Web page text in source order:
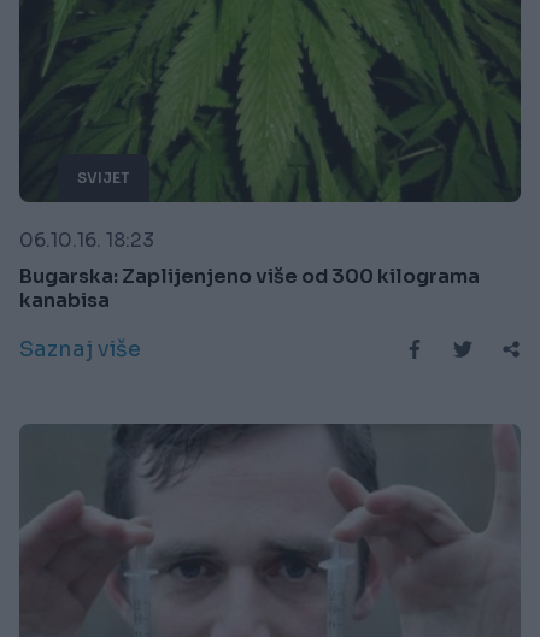
SVIJET
06.10.16. 18:23
Bugarska: Zaplijenjeno više od 300 kilograma
kanabisa
Saznaj više